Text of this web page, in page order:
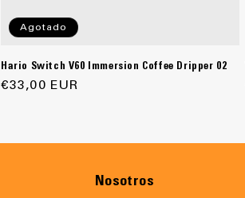
Agotado
Hario Switch V60 Immersion Coffee Dripper 02
Precio
€33,00 EUR
Nosotros